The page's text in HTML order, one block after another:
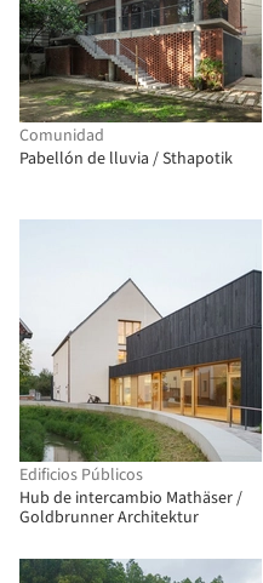
Comunidad
Pabellón de lluvia / Sthapotik
Edificios Públicos
Hub de intercambio Mathäser /
Goldbrunner Architektur